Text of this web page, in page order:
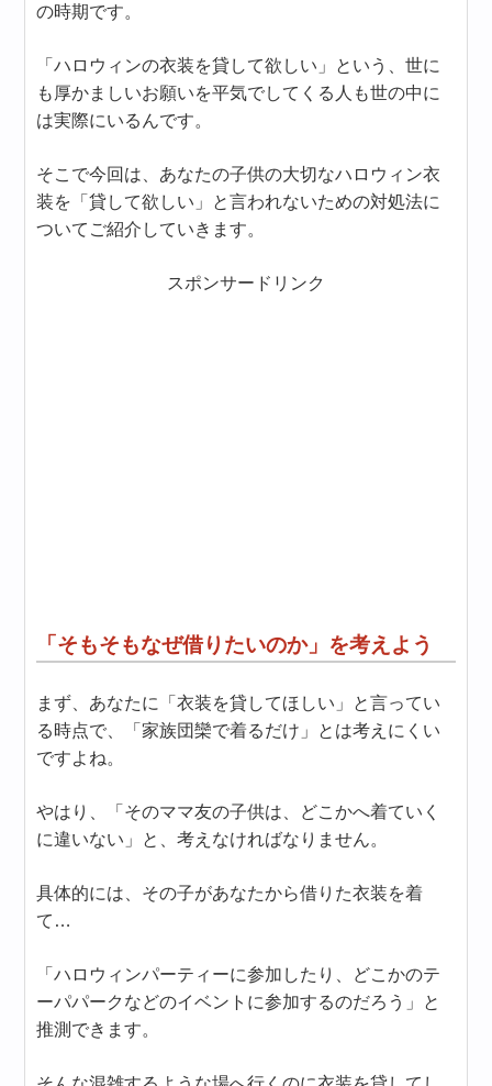
の時期です。
「ハロウィンの衣装を貸して欲しい」という、世に
も厚かましいお願いを平気でしてくる人も世の中に
は実際にいるんです。
そこで今回は、あなたの子供の大切なハロウィン衣
装を「貸して欲しい」と言われないための対処法に
ついてご紹介していきます。
スポンサードリンク
「そもそもなぜ借りたいのか」を考えよう
まず、あなたに「衣装を貸してほしい」と言ってい
る時点で、「家族団欒で着るだけ」とは考えにくい
ですよね。
やはり、「そのママ友の子供は、どこかへ着ていく
に違いない」と、考えなければなりません。
具体的には、その子があなたから借りた衣装を着
て…
「ハロウィンパーティーに参加したり、どこかのテ
ーパパークなどのイベントに参加するのだろう」と
推測できます。